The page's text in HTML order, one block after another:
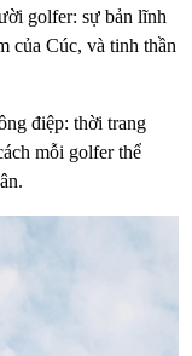
golfer: sự bản lĩnh
của Cúc, và tinh thần
điệp: thời trang
mỗi golfer thể